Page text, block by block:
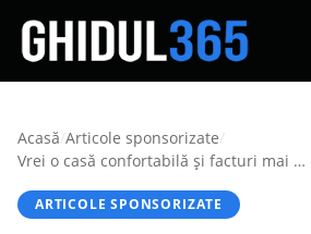
Acasă/Articole sponsorizate/
Vrei o casă confortabilă și facturi mai mici la energie? Află de ce este celuloza suflată cea mai bună izolație
ARTICOLE SPONSORIZATE